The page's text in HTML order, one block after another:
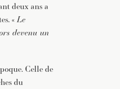
deux ans a
«Le
devenu un
Celle de
du